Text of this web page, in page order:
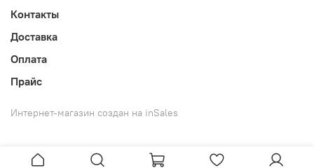
Контакты
Доставка
Оплата
Прайс
Интернет-магазин создан на inSales